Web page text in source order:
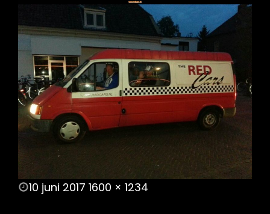
POSTED
10 juni 2017 1600 × 1234